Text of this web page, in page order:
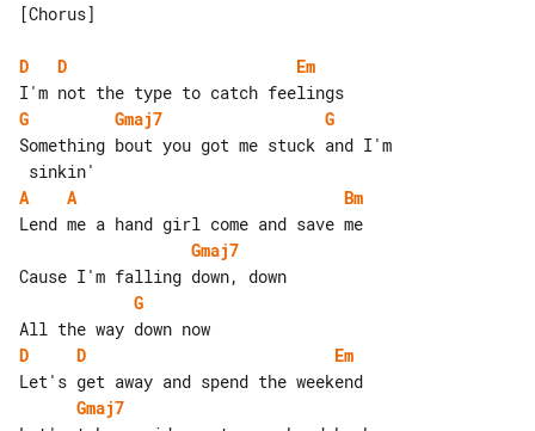
[Chorus]
D D
Em
G
Gmaj7
G
Something bout you got me stuck and I'm
A
A
Bm
Gmaj7
G
D
D
Em
Gmaj7